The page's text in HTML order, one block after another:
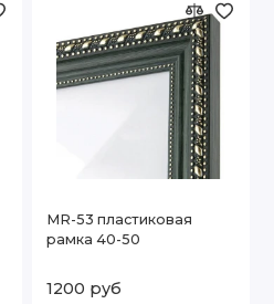
MR-53 пластиковая
рамка 40-50
1200 руб